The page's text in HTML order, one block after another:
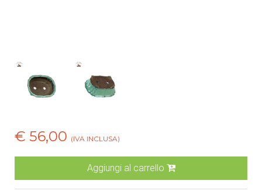
€ 56,00 (IVA INCLUSA)
Aggiungi al carrello